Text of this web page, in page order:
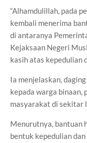
“Alhamdulillah, pada
kembali menerima
di antaranya
Kejaksaan Negeri
kasih atas kepedulian
Ia menjelaskan,
kepada warga binaan,
masyarakat di sekitar
Menurutnya, bantuan
bentuk kepedulian